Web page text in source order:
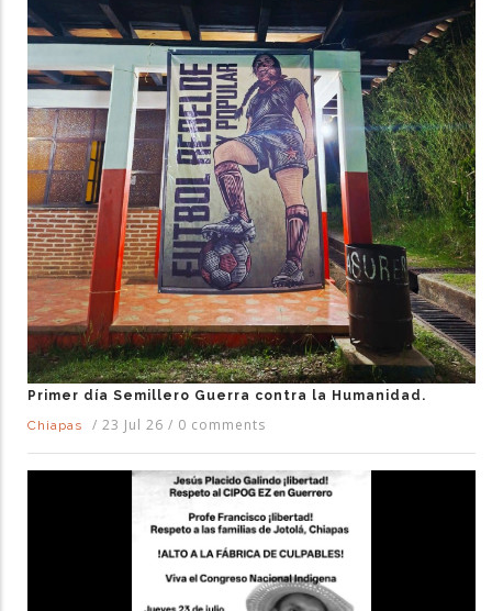
Primer día Semillero Guerra contra la Humanidad.
Chiapas
/ 23 Jul 26 / 0 comments